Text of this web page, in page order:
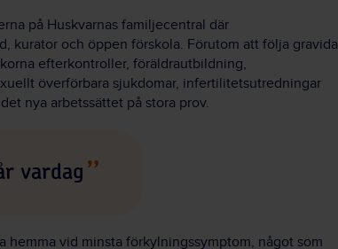
på Huskvarnas familjecentral där
kurator och öppen förskola. Förutom att följa gravida
efterkontroller, föräldrautbildning,
överförbara sjukdomar, infertilitetsutredningar
nya arbetssättet på stora prov.
vardag
hemma vid minsta förkylningssymptom, något som